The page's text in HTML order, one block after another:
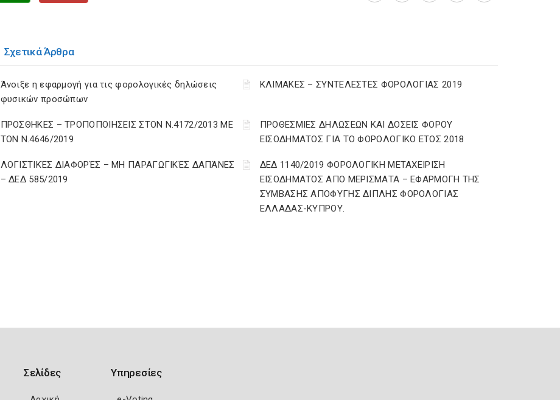
Σχετικά Άρθρα
Άνοιξε η εφαρμογή για τις φορολογικές δηλώσεις
φυσικών προσώπων
ΚΛΙΜΑΚΕΣ – ΣΥΝΤΕΛΕΣΤΕΣ ΦΟΡΟΛΟΓΙΑΣ 2019
ΠΡΟΣΘΗΚΕΣ – ΤΡΟΠΟΠΟΙΗΣΕΙΣ ΣΤΟΝ Ν.4172/2013 ΜΕ
ΤΟΝ Ν.4646/2019
ΠΡΟΘΕΣΜΙΕΣ ΔΗΛΩΣΕΩΝ ΚΑΙ ΔΟΣΕΙΣ ΦΟΡΟΥ
ΕΙΣΟΔΗΜΑΤΟΣ ΓΙΑ ΤΟ ΦΟΡΟΛΟΓΙΚΟ ΕΤΟΣ 2018
ΛΟΓΙΣΤΙΚΈΣ ΔΙΑΦΟΡΈΣ – ΜΗ ΠΑΡΑΓΩΓΙΚΈΣ ΔΑΠΆΝΕΣ
– ΔΕΔ 585/2019
ΔΕΔ 1140/2019 ΦΟΡΟΛΟΓΙΚΗ ΜΕΤΑΧΕΙΡΙΣΗ
ΕΙΣΟΔΗΜΑΤΟΣ ΑΠΟ ΜΕΡΙΣΜΑΤΑ – ΕΦΑΡΜΟΓΗ ΤΗΣ
ΣΥΜΒΑΣΗΣ ΑΠΟΦΥΓΗΣ ΔΙΠΛΗΣ ΦΟΡΟΛΟΓΙΑΣ
ΕΛΛΑΔΑΣ-ΚΥΠΡΟΥ.
Σελίδες Υπηρεσίες